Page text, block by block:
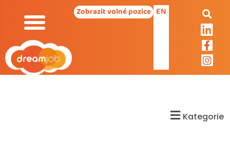
Zobrazit volné pozice EN
Kategorie